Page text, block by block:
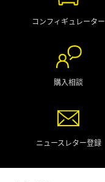
コンフィギュレーター
購入相談
ニュースレター登録